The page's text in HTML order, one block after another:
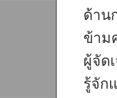
ด้าน
ข้าม
ผู้จัด
รู้จัก